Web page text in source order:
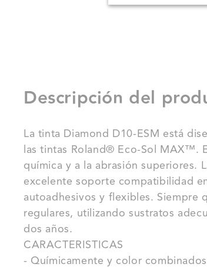
Descripción del
La tinta Diamond D10-ESM está
las tintas Roland® Eco-Sol MAX™.
química y a la abrasión superiores.
excelente soporte compatibilidad
autoadhesivos y flexibles. Siempre
regulares, utilizando sustratos
dos años.
CARACTERISTICAS
- Químicamente y color